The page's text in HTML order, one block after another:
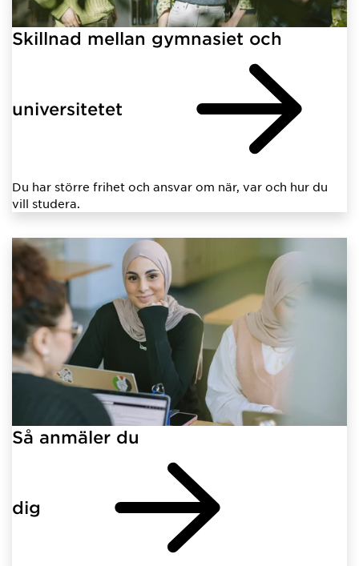
Skillnad mellan gymnasiet och
universitetet
Du har större frihet och ansvar om när, var och hur du
vill studera.
Så anmäler du
dig